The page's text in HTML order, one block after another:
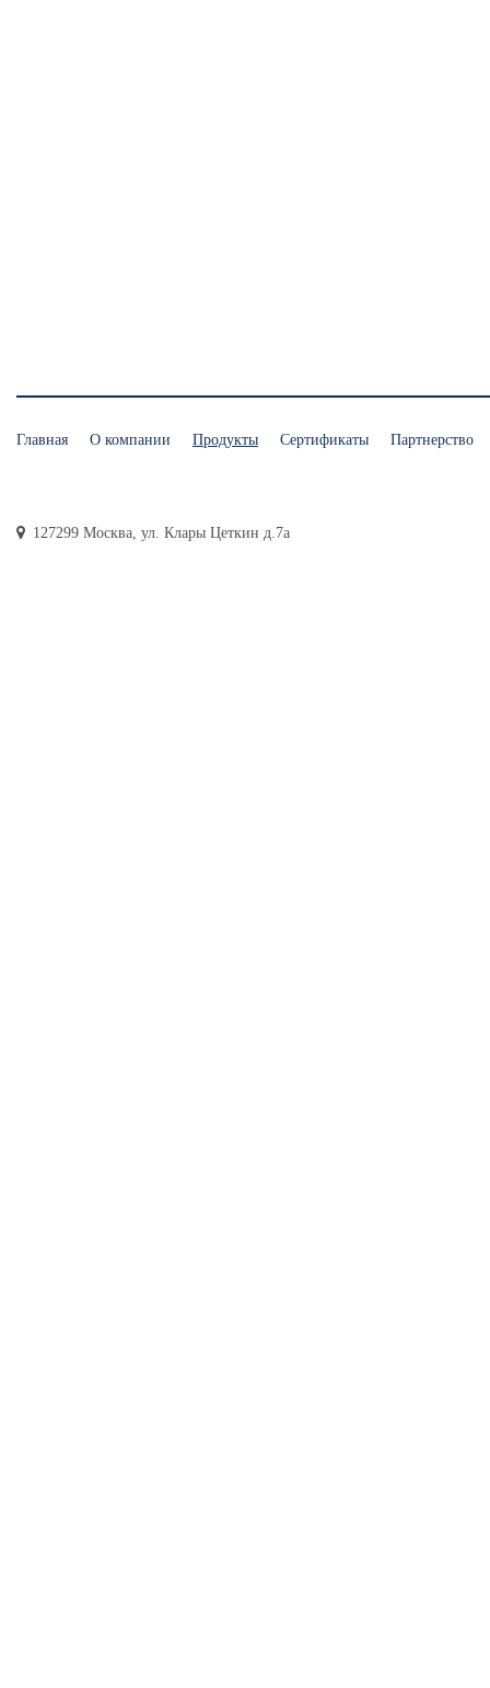
Главная О компании Продукты Сертификаты Партнерство
127299 Москва, ул. Клары Цеткин д.7а